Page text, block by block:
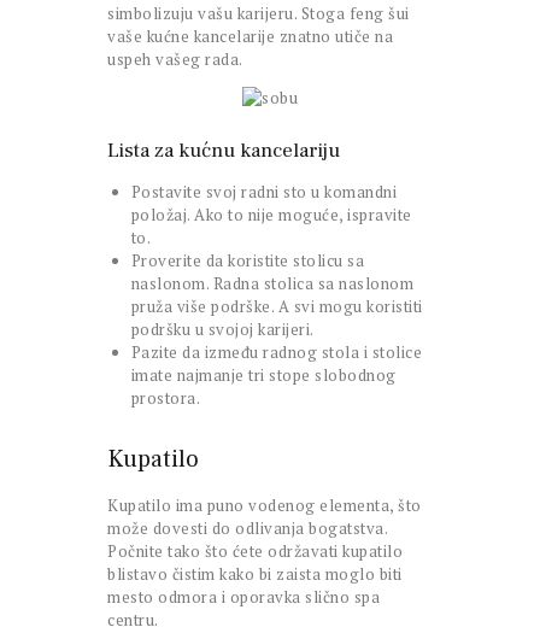
simbolizuju vašu karijeru. Stoga feng šui
vaše kućne kancelarije znatno utiče na
uspeh vašeg rada.
Lista za kućnu kancelariju
Postavite svoj radni sto u komandni
položaj. Ako to nije moguće, ispravite
to.
Proverite da koristite stolicu sa
naslonom. Radna stolica sa naslonom
pruža više podrške. A svi mogu koristiti
podršku u svojoj karijeri.
Pazite da između radnog stola i stolice
imate najmanje tri stope slobodnog
prostora.
Kupatilo
Kupatilo ima puno vodenog elementa, što
može dovesti do odlivanja bogatstva.
Počnite tako što ćete održavati kupatilo
blistavo čistim kako bi zaista moglo biti
mesto odmora i oporavka slično spa
centru.